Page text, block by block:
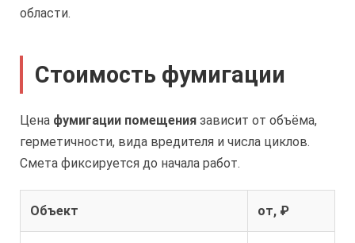
области.
Стоимость фумигации
Цена фумигации помещения зависит от объёма,
герметичности, вида вредителя и числа циклов.
Смета фиксируется до начала работ.
Объект от, ₽